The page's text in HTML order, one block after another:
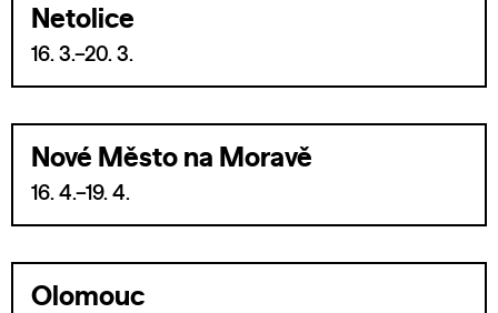
Netolice
16. 3.–20. 3.
Nové Město na Moravě
16. 4.–19. 4.
Olomouc